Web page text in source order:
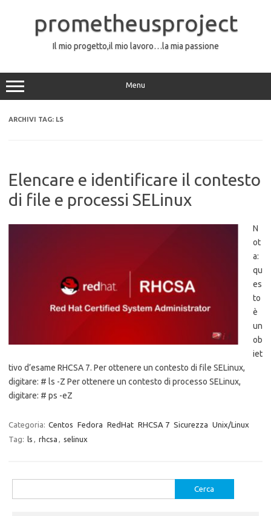
contenutoprometheusproject
Il mio progetto,il mio lavoro…la mia passione
Menu
ARCHIVI TAG: LS
Elencare e identificare il contesto
di file e processi SELinux
N
ot
a:
qu
es
to
è
un
ob
iet
tivo d’esame RHCSA 7. Per ottenere un contesto di file SELinux,
digitare: # ls -Z Per ottenere un contesto di processo SELinux,
digitare: # ps -eZ
Categoria: Centos Fedora RedHat RHCSA 7 Sicurezza Unix/Linux
Tag: ls , rhcsa , selinux
per: